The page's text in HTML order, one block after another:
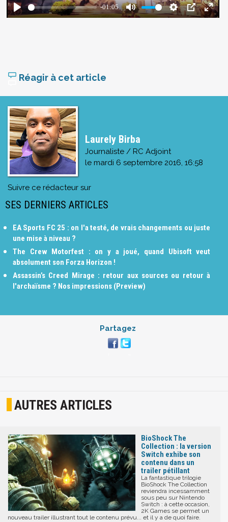
Réagir à cet article
Laurely Birba
Journaliste / RC Adjoint
le mardi 6 septembre 2016, 16:58
Suivre ce rédacteur sur
SES DERNIERS ARTICLES
EA Sports FC 25 : on l'a testé, de vrais changements ou juste
une mise à niveau ?
The Crew Motorfest : on y a joué, quand Ubisoft veut
absolument son Forza Horizon !
Assassin’s Creed Mirage : retour aux sources ou retour à
l'archaïsme ? Nos impressions (Preview)
Partagez
AUTRES ARTICLES
BioShock The
Collection : la version
Switch exhibe son
contenu dans un
trailer pétillant
La fantastique trilogie
BioShock The Collection
reviendra incessamment
sous peu sur Nintendo
Switch : à cette occasion,
2K Games se permet un
nouveau trailer illustrant tout le contenu prévu... et il y a de quoi faire.